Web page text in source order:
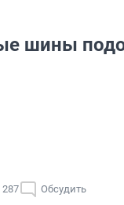
шины
287 Обсудить